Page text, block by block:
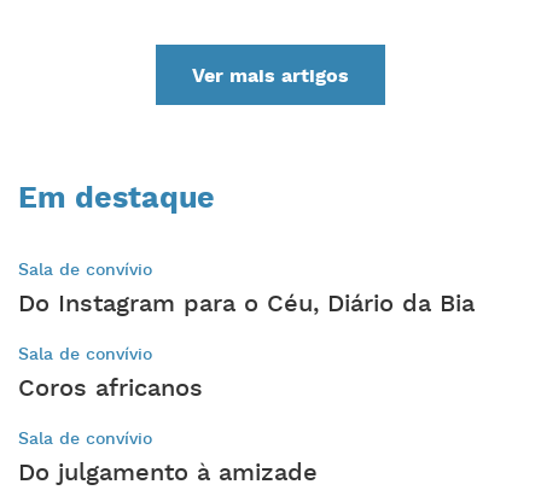
Em destaque
Sala de convívio
Do Instagram para o Céu, Diário da Bia
Sala de convívio
Coros africanos
Sala de convívio
Do julgamento à amizade
Ver mais artigos